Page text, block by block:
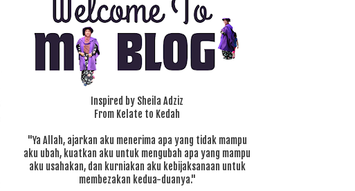
Inspired by Sheila Adziz
From Kelate to Kedah
"Ya Allah, ajarkan aku menerima apa yang tidak mampu
aku ubah, kuatkan aku untuk mengubah apa yang mampu
aku usahakan, dan kurniakan aku kebijaksanaan untuk
membezakan kedua-duanya."